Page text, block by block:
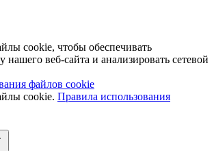
cookie, чтобы обеспечивать
нашего веб-сайта и анализировать сетевой
файлов cookie
cookie. Правила использования